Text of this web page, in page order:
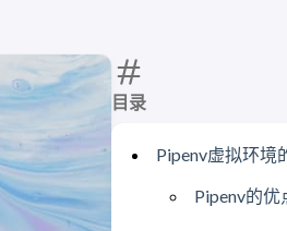
目录
Pipenv虚拟环境
Pipenv的优